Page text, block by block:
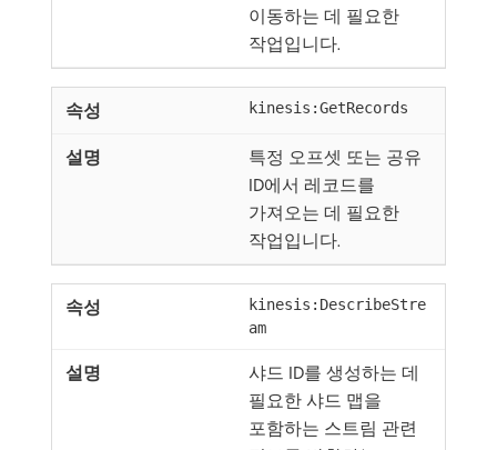
이동하는 데 필요한
작업입니다.
kinesis:GetRecords
특정 오프셋 또는 공유
ID에서 레코드를
가져오는 데 필요한
작업입니다.
kinesis:DescribeStre
am
샤드 ID를 생성하는 데
필요한 샤드 맵을
포함하는 스트림 관련